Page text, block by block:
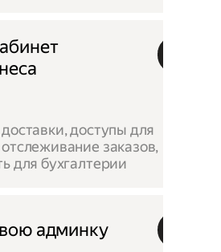
доступы для
заказов,
для бухгалтерии
админку